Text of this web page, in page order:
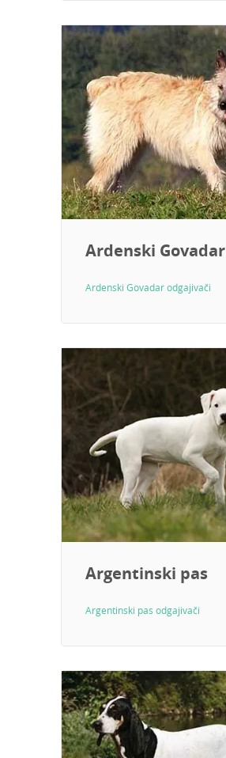
Ardenski Govadar
Ardenski Govadar odgajivači
Argentinski pas
Argentinski pas odgajivači